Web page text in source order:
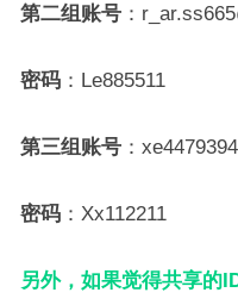
第二组账号：
密码：Le885511
第三组账号：
密码：Xx112211
另外，如果觉得共享的